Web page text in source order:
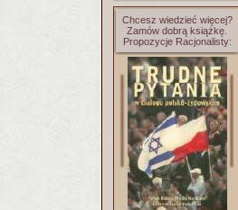
Chcesz wiedzieć więcej?
Zamów dobrą książkę.
Propozycje Racjonalisty: